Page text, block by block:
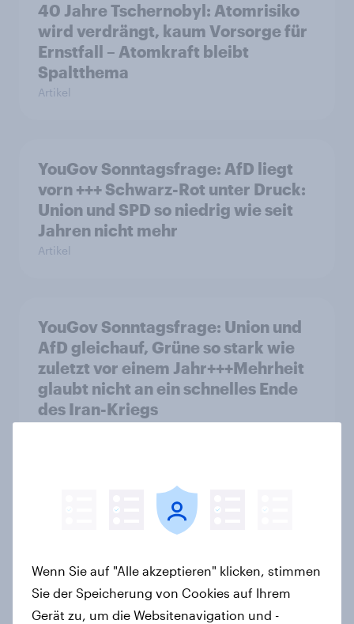
40 Jahre Tschernobyl: Atomrisiko
wird verdrängt, kaum Vorsorge für
Ernstfall – Atomkraft bleibt
Spaltthema
Artikel
YouGov Sonntagsfrage: AfD liegt
vorn +++ Schwarz-Rot unter Druck:
Union und SPD so niedrig wie seit
Jahren nicht mehr
Artikel
YouGov Sonntagsfrage: Union und
AfD gleichauf, Grüne so stark wie
zuletzt vor einem Jahr+++Mehrheit
glaubt nicht an ein schnelles Ende
des Iran-Kriegs
Frauen und Männer sind sich einig,
dass die Geschlechter
nicht, ob sie schon gleichgestellt
sind
Artikel
Wenn Sie auf "Alle akzeptieren" klicken, stimmen
Sie der Speicherung von Cookies auf Ihrem
Gerät zu, um die Websitenavigation und -